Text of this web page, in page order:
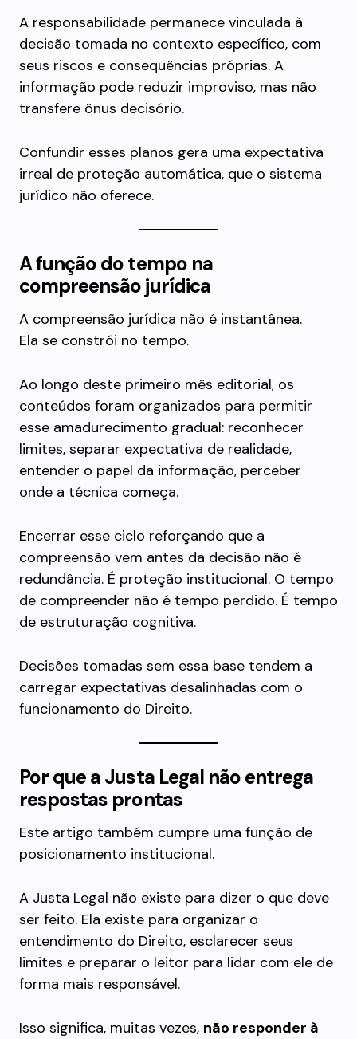
A responsabilidade permanece vinculada à
decisão tomada no contexto específico, com
seus riscos e consequências próprias. A
informação pode reduzir improviso, mas não
transfere ônus decisório.
Confundir esses planos gera uma expectativa
irreal de proteção automática, que o sistema
jurídico não oferece.
A função do tempo na
compreensão jurídica
A compreensão jurídica não é instantânea.
Ela se constrói no tempo.
Ao longo deste primeiro mês editorial, os
conteúdos foram organizados para permitir
esse amadurecimento gradual: reconhecer
limites, separar expectativa de realidade,
entender o papel da informação, perceber
onde a técnica começa.
Encerrar esse ciclo reforçando que a
compreensão vem antes da decisão não é
redundância. É proteção institucional. O tempo
de compreender não é tempo perdido. É tempo
de estruturação cognitiva.
Decisões tomadas sem essa base tendem a
carregar expectativas desalinhadas com o
funcionamento do Direito.
Por que a Justa Legal não entrega
respostas prontas
Este artigo também cumpre uma função de
posicionamento institucional.
A Justa Legal não existe para dizer o que deve
ser feito. Ela existe para organizar o
entendimento do Direito, esclarecer seus
limites e preparar o leitor para lidar com ele de
forma mais responsável.
Isso significa, muitas vezes, não responder à